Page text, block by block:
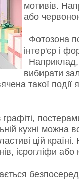
мотивів.
або
Фотозона
інтер'єр і
вибирати
такої
кухні можна
цій
ієрогліфи або